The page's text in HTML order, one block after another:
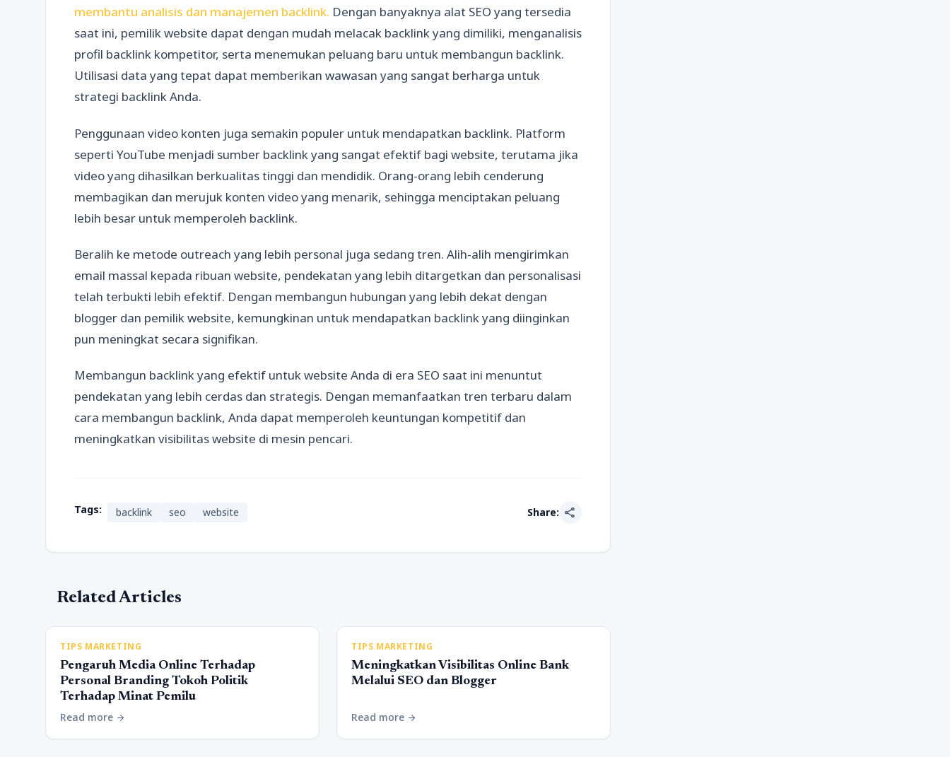
membantu analisis dan manajemen backlink. Dengan banyaknya alat SEO yang tersedia
saat ini, pemilik website dapat dengan mudah melacak backlink yang dimiliki, menganalisis
profil backlink kompetitor, serta menemukan peluang baru untuk membangun backlink.
Utilisasi data yang tepat dapat memberikan wawasan yang sangat berharga untuk
strategi backlink Anda.
Penggunaan video konten juga semakin populer untuk mendapatkan backlink. Platform
seperti YouTube menjadi sumber backlink yang sangat efektif bagi website, terutama jika
video yang dihasilkan berkualitas tinggi dan mendidik. Orang-orang lebih cenderung
membagikan dan merujuk konten video yang menarik, sehingga menciptakan peluang
lebih besar untuk memperoleh backlink.
Beralih ke metode outreach yang lebih personal juga sedang tren. Alih-alih mengirimkan
email massal kepada ribuan website, pendekatan yang lebih ditargetkan dan personalisasi
telah terbukti lebih efektif. Dengan membangun hubungan yang lebih dekat dengan
blogger dan pemilik website, kemungkinan untuk mendapatkan backlink yang diinginkan
pun meningkat secara signifikan.
Membangun backlink yang efektif untuk website Anda di era SEO saat ini menuntut
pendekatan yang lebih cerdas dan strategis. Dengan memanfaatkan tren terbaru dalam
cara membangun backlink, Anda dapat memperoleh keuntungan kompetitif dan
meningkatkan visibilitas website di mesin pencari.
Tags: backlink seo website Share: share
Related Articles
TIPS MARKETING
Pengaruh Media Online Terhadap
Personal Branding Tokoh Politik
Terhadap Minat Pemilu
Read more arrow_forward
TIPS MARKETING
Meningkatkan Visibilitas Online Bank
Melalui SEO dan Blogger
Read more arrow_forward